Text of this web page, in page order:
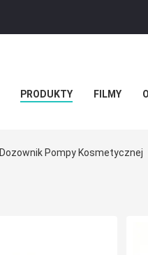
PRODUKTY FILMY
Dozownik Pompy Kosmetycznej